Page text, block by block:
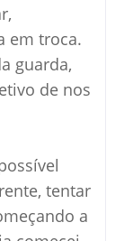
em troca.
guarda,
de nos
tentar
a